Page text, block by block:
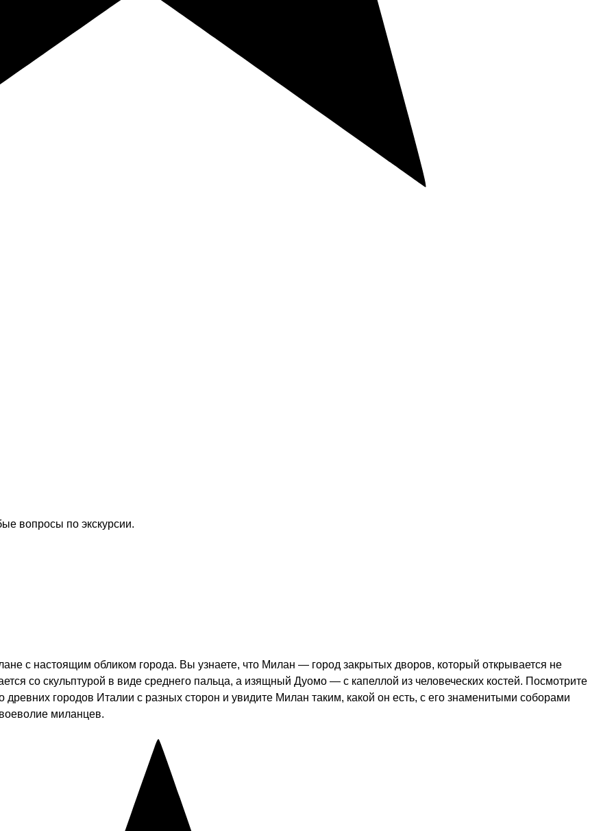
вопросы по экскурсии.
с настоящим обликом города. Вы узнаете, что Милан — город закрытых дворов, который открывается не
со скульптурой в виде среднего пальца, а изящный Дуомо — с капеллой из человеческих костей. Посмотрите
городов Италии с разных сторон и увидите Милан таким, какой он есть, с его знаменитыми соборами
миланцев.